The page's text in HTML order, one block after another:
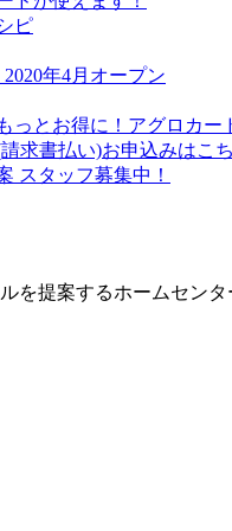
を提案するホームセンタ